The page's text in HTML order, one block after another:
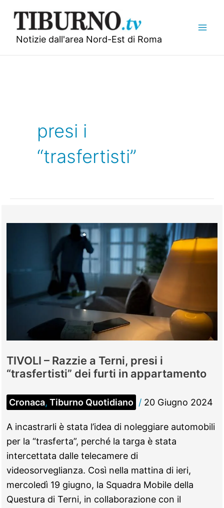
contenuto
Notizie dall'area Nord-Est di Roma
presi i
“trasfertisti”
TIVOLI – Razzie a Terni, presi i
“trasfertisti” dei furti in appartamento
Cronaca, Tiburno Quotidiano / 20 Giugno 2024
A incastrarli è stata l’idea di noleggiare automobili
per la “trasferta”, perché la targa è stata
intercettata dalle telecamere di
videosorveglianza. Così nella mattina di ieri,
mercoledì 19 giugno, la Squadra Mobile della
Questura di Terni, in collaborazione con il